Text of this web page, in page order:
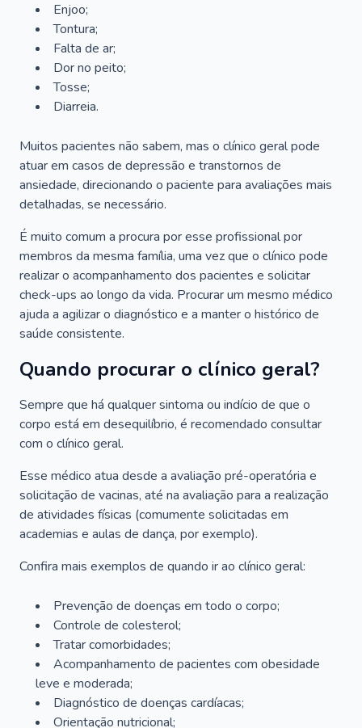
Enjoo;
Tontura;
Falta de ar;
Dor no peito;
Tosse;
Diarreia.
Muitos pacientes não sabem, mas o clínico geral pode
atuar em casos de depressão e transtornos de
ansiedade, direcionando o paciente para avaliações mais
detalhadas, se necessário.
É muito comum a procura por esse profissional por
membros da mesma família, uma vez que o clínico pode
realizar o acompanhamento dos pacientes e solicitar
check-ups ao longo da vida. Procurar um mesmo médico
ajuda a agilizar o diagnóstico e a manter o histórico de
saúde consistente.
Quando procurar o clínico geral?
Sempre que há qualquer sintoma ou indício de que o
corpo está em desequilíbrio, é recomendado consultar
com o clínico geral.
Esse médico atua desde a avaliação pré-operatória e
solicitação de vacinas, até na avaliação para a realização
de atividades físicas (comumente solicitadas em
academias e aulas de dança, por exemplo).
Confira mais exemplos de quando ir ao clínico geral:
Prevenção de doenças em todo o corpo;
Controle de colesterol;
Tratar comorbidades;
Acompanhamento de pacientes com obesidade
leve e moderada;
Diagnóstico de doenças cardíacas;
Orientação nutricional;